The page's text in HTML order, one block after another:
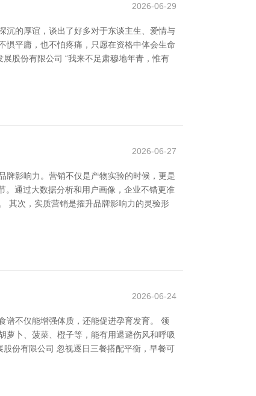
2026-06-29
沉的厚谊，谈出了好多对于东谈主生、爱情与
惧平庸，也不怕疼痛，只愿在资格中体会生命
股份有限公司 “我来不足肃穆地年青，惟有
2026-06-27
牌影响力。营销不仅是产物实验的时候，更是
。通过大数据分析和用户画像，企业不错更准
其次，实质营销是擢升品牌影响力的灵验形
2026-06-24
谱不仅能增强体质，还能促进孕育发育。 领
萝卜、菠菜、橙子等，能有用退避伤风和呼吸
份有限公司 忽视逐日三餐搭配平衡，早餐可